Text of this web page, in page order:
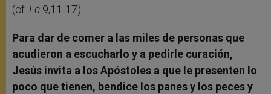
(cf. Lc 9,11-17).
Para dar de comer a las miles de personas que
acudieron a escucharlo y a pedirle curación,
Jesús invita a los Apóstoles a que le presenten lo
poco que tienen, bendice los panes y los peces y